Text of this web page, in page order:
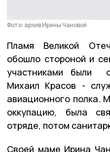
Фото: архив Ирины Чановой
Пламя Великой
обошло стороной и
участниками были
Михаил Красов -
авиационного полка.
оккупацию, была
отряде, потом
Своей маме Ирина